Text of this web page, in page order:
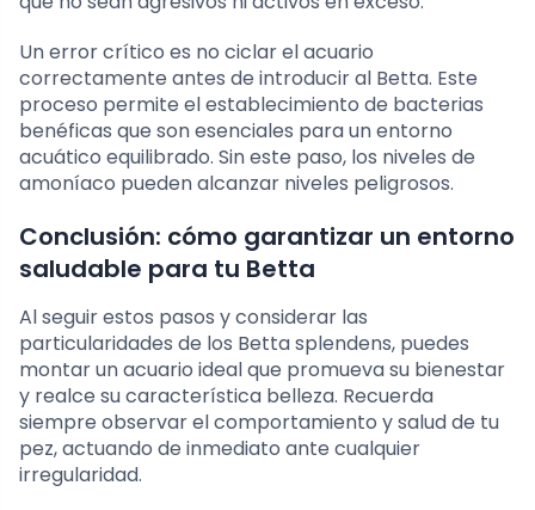
Un error crítico es no ciclar el acuario
correctamente antes de introducir al Betta. Este
proceso permite el establecimiento de bacterias
benéficas que son esenciales para un entorno
acuático equilibrado. Sin este paso, los niveles de
amoníaco pueden alcanzar niveles peligrosos.
Conclusión: cómo garantizar un entorno
saludable para tu Betta
Al seguir estos pasos y considerar las
particularidades de los Betta splendens, puedes
montar un acuario ideal que promueva su bienestar
y realce su característica belleza. Recuerda
siempre observar el comportamiento y salud de tu
pez, actuando de inmediato ante cualquier
irregularidad.